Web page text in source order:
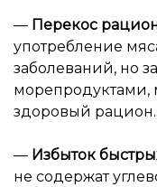
— Перекос
употребление
заболеваний, но
морепродуктами,
здоровый рацион.
— Избыток
не содержат